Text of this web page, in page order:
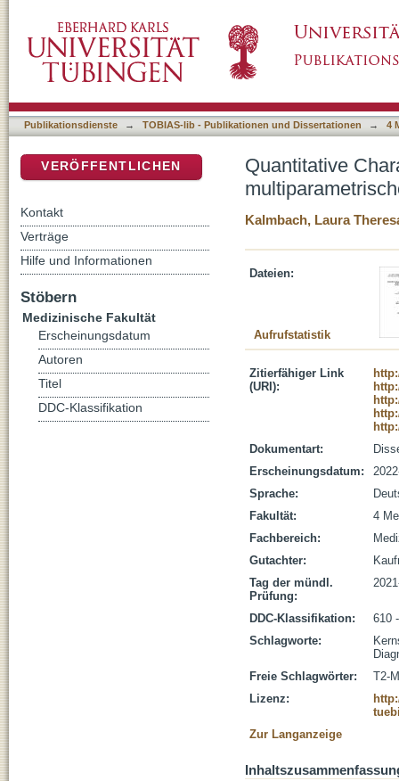
Magnetresonanztomographie
Publikationsdienste → TOBIAS-lib - Publikationen und Dissertationen → 4
Quantitative
Kalmbach, Laura
Dateien:
Aufrufstatistik
Zitierfähiger Link
(URI):
Dokumentart:
Erscheinungsdatum:
Sprache:
Fakultät:
4
Fachbereich:
Gutachter:
Tag der mündl.
Prüfung:
DDC-Klassifikation:
610
Schlagworte:
Freie Schlagwörter:
T2-
Lizenz:
Zur Langanzeige
VERÖFFENTLICHEN
Kontakt
Verträge
Hilfe und Informationen
Stöbern
Medizinische Fakultät
Erscheinungsdatum
Autoren
Titel
DDC-Klassifikation